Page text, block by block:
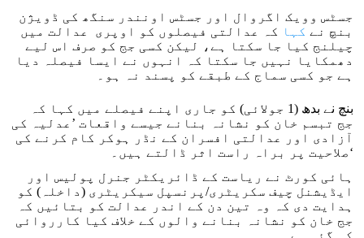
جسٹس وویک اگروال اور جسٹس اونندر سنگھ کی ڈویژن
بنچ نے کہا کہ عدالتی فیصلوں کو اوپری عدالت میں
چیلنج کیا جا سکتا ہے، لیکن کسی جج کو صرف اس لیے
دھمکایا نہیں جا سکتا کہ انہوں نے ایسا فیصلہ دیا
ہے جو کسی سماج کے طبقے کو پسند نہ ہو۔
بنچ نے بدھ (1 جولائی) کو جاری اپنے فیصلے میں کہا کہ
جج تبسم خان کو نشانہ بنانے جیسے واقعات ’عدلیہ کی
آزادی اور عدالتی افسران کے نڈر ہوکر کام کرنے کی
صلاحیت پر براہ راست اثر ڈالتے ہیں۔‘
ہائی کورٹ نے ریاست کے ڈائریکٹر جنرل پولیس اور
ایڈیشنل چیف سکریٹری/پرنسپل سیکریٹری (داخلہ) کو
ہدایت دی کہ وہ تین دن کے اندر عدالت کو بتائیں کہ
جج خان کو نشانہ بنانے والوں کے خلاف کیا کارروائی
کی گئی ہے۔